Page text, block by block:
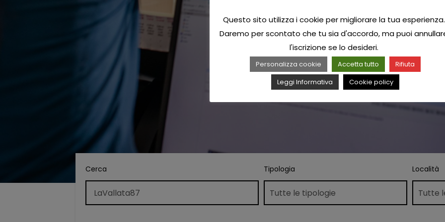
Cerca Tipologia Località
Questo sito utilizza i cookie per migliorare la tua esperienza.
Daremo per scontato che tu sia d'accordo, ma puoi
l'iscrizione se lo desideri.
Personalizza cookie Accetta tutto
Rifiuta
Leggi Informativa
Cookie policy